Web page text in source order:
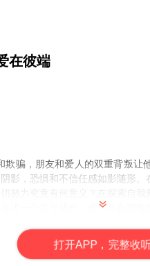
在彼端
骗，朋友和爱人的双重背叛让
影，恐惧和不信任感如影随形
进一个关于成长、勇气与自我救
打开APP，完整收听